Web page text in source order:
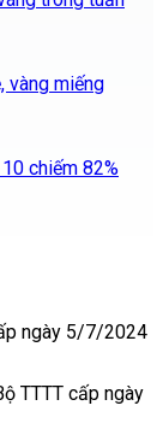
vàng miếng
chiếm 82%
ngày 5/7/2024
TTTT cấp ngày